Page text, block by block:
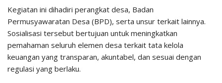
Kegiatan ini dihadiri perangkat desa, Badan
Permusyawaratan Desa (BPD), serta unsur terkait lainnya.
Sosialisasi tersebut bertujuan untuk meningkatkan
pemahaman seluruh elemen desa terkait tata kelola
keuangan yang transparan, akuntabel, dan sesuai dengan
regulasi yang berlaku.